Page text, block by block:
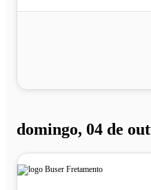
domingo, 04 de